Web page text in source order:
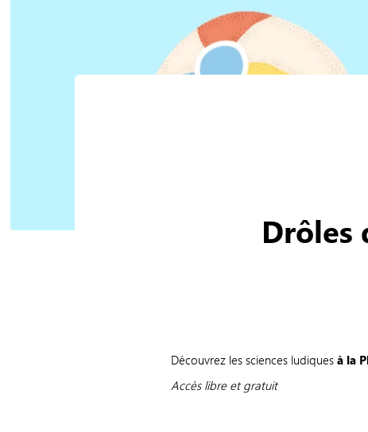
Drôles
Découvrez les sciences ludiquesà la
Accès libre et gratuit